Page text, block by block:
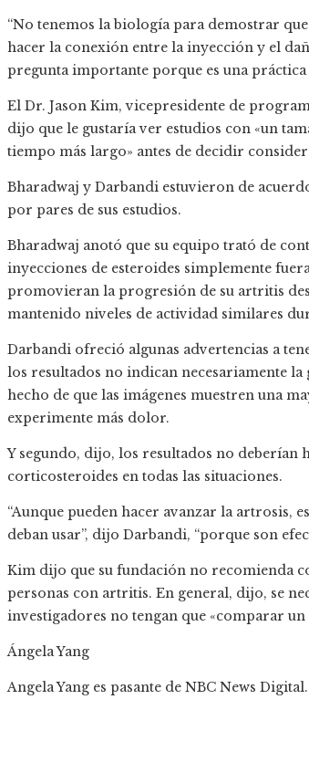
“No tenemos la biología para demostrar
hacer la conexión entre la inyección y el
pregunta importante porque es una
El Dr. Jason Kim, vicepresidente de
dijo que le gustaría ver estudios con «un
tiempo más largo» antes de decidir
Bharadwaj y Darbandi estuvieron de
por pares de sus estudios.
Bharadwaj anotó que su equipo trató de
inyecciones de esteroides simplemente
promovieran la progresión de su artritis
mantenido niveles de actividad similares
Darbandi ofreció algunas advertencias a
los resultados no indican necesariamente
hecho de que las imágenes muestren una
experimente más dolor.
Y segundo, dijo, los resultados no deberían
corticosteroides en todas las situaciones.
“Aunque pueden hacer avanzar la artrosis,
deban usar”, dijo Darbandi, “porque son
Kim dijo que su fundación no recomienda
personas con artritis. En general, dijo, se
investigadores no tengan que «comparar
Ángela Yang
Angela Yang es pasante de NBC News Digital.